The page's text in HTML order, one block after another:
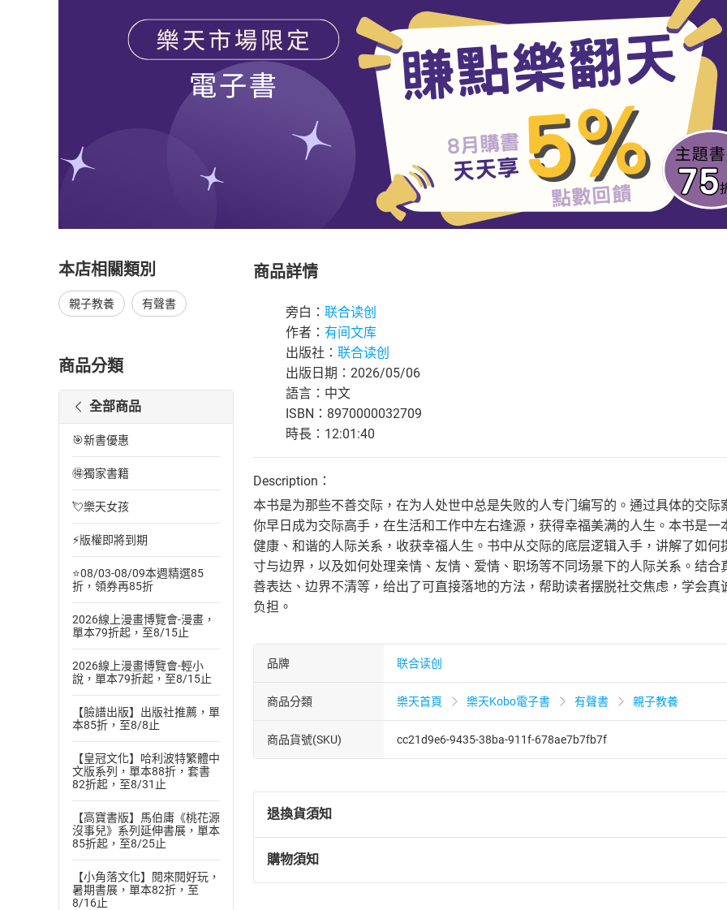
本店相關類別
親子教養 有聲書
商品分類
全部商品
🎯新書優惠
🉐獨家書籍
💘樂天女孩
⚡版權即將到期
⭐08/03-08/09本週精選85
折，領券再85折
2026線上漫畫博覽會-漫畫，
單本79折起，至8/15止
2026線上漫畫博覽會-輕小
說，單本79折起，至8/15止
【臉譜出版】出版社推薦，單
本85折，至8/8止
【皇冠文化】哈利波特繁體中
文版系列，單本88折，套書
82折起，至8/31止
【高寶書版】馬伯庸《桃花源
沒事兒》系列延伸書展，單本
85折起，至8/25止
【小角落文化】閱來閱好玩，
暑期書展，單本82折，至
8/16止
商品詳情
旁白： 联合读创
作者： 有间文库
出版社： 联合读创
出版日期：2026/05/06
語言：中文
ISBN：8970000032709
時長：12:01:40
Description：
本书是为那些不善交际，在为人处世中总是失败的人专门编写的。通过具体的交
你早日成为交际高手，在生活和工作中左右逢源，获得幸福美满的人生。本书是
健康、和谐的人际关系，收获幸福人生。书中从交际的底层逻辑入手，讲解了如
寸与边界，以及如何处理亲情、友情、爱情、职场等不同场景下的人际关系。结
善表达、边界不清等，给出了可直接落地的方法，帮助读者摆脱社交焦虑，学会
负担。
品牌 联合读创
商品分類 樂天首頁 樂天Kobo電子書 有聲書 親子教養
商品貨號(SKU) cc21d9e6-9435-38ba-911f-678ae7b7fb7f
退換貨須知
退換貨規定：
(一)依消費者保護法第19條第1項後段暨通訊交易解除權合理例外情事適用
購物須知